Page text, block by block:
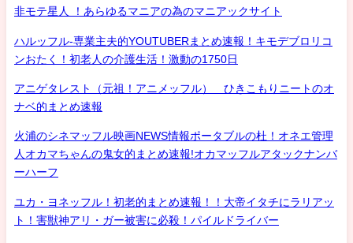
非モテ星人 ！あらゆるマニアの為のマニアックサイト
ハルッフル-専業主夫的YOUTUBERまとめ速報！キモデブロリコ
ンおたく！初老人の介護生活！激動の1750日
アニゲタレスト（元祖！アニメッフル） ひきこもりニートのオ
ナベ的まとめ速報
火浦のシネマッフル映画NEWS情報ポータブルの杜！オネエ管理
人オカマちゃんの鬼女的まとめ速報!オカマッフルアタックナンバ
ーハーフ
ユカ・ヨネッフル！初老的まとめ速報！！大帝イタチにラリアッ
ト！害獣神アリ・ガー被害に必殺！パイルドライバー